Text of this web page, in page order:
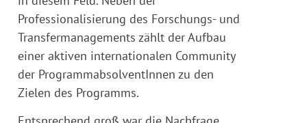
Professionalisierung des Forschungs- und
Transfermanagements zählt der Aufbau
einer aktiven internationalen Community
der ProgrammabsolventInnen zu den
Zielen des Programms.